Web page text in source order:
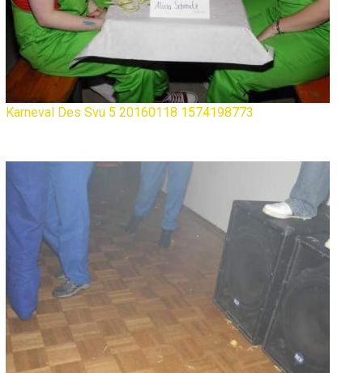
Karneval Des Svu 5 20160118 1574198773